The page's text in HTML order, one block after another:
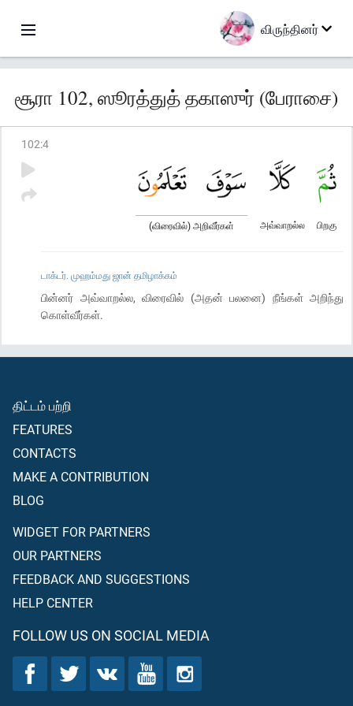
விருந்தினர்
சூரா 102, ஸூரத்துத் தகாஸுர் (பேராசை)
102:4
பிறகு
அவ்வாறல்ல
(விரைவில்) அறிவீர்கள்
டாக்டர். முஹம்மது ஜான் தமிழாக்கம்
பின்னர் அவ்வாறல்ல, விரைவில் (அதன் பலனை) நீங்கள் அறிந்து
கொள்வீர்கள்.
திட்டம் பற்றி
FEATURES
CONTACTS
MAKE A CONTRIBUTION
BLOG
WIDGET FOR PARTNERS
OUR PARTNERS
FEEDBACK AND SUGGESTIONS
HELP CENTER
FOLLOW US ON SOCIAL MEDIA